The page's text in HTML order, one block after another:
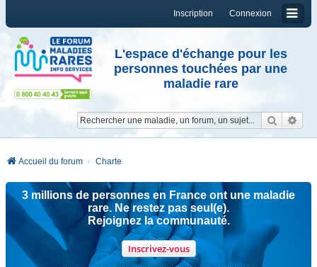
Connexion
Inscription
L'espace d'échange pour les
personnes touchées par une
maladie rare
Accueil du forum Charte
3 millions de personnes en France ont une maladie
rare. Ne restez pas seul(e).
Rejoignez la communauté.
Inscrivez-vous